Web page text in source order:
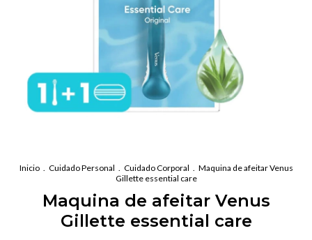
Inicio . Cuidado Personal . Cuidado Corporal . Maquina de afeitar Venus
Gillette essential care
Maquina de afeitar Venus
Gillette essential care